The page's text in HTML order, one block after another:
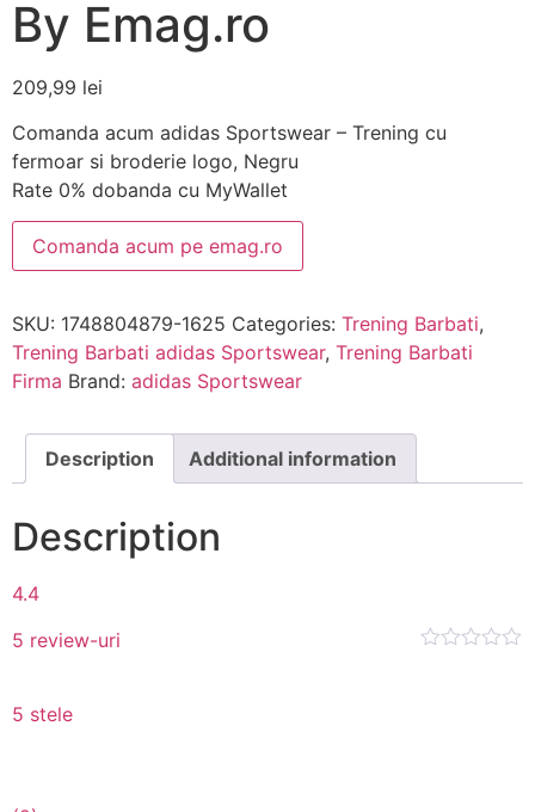
By Emag.ro
209,99 lei
Comanda acum adidas Sportswear – Trening cu
fermoar si broderie logo, Negru
Rate 0% dobanda cu MyWallet
Comanda acum pe emag.ro
SKU: 1748804879-1625 Categories: Trening Barbati,
Trening Barbati adidas Sportswear, Trening Barbati
Firma Brand: adidas Sportswear
Description Additional information
Description
4.4
5 review-uri
5 stele